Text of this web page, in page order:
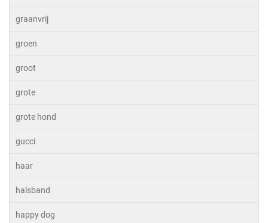
graanvrij
groen
groot
grote
grote hond
gucci
haar
halsband
happy dog